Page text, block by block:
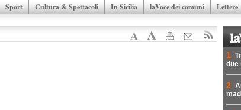
Sport Cultura & Spettacoli In Sicilia laVoce dei comuni Lettere
1
due
2